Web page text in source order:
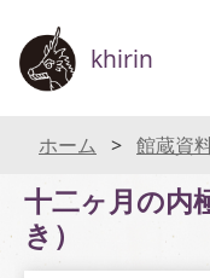
khirin
ホーム 館蔵資
十二ヶ月の内
き）